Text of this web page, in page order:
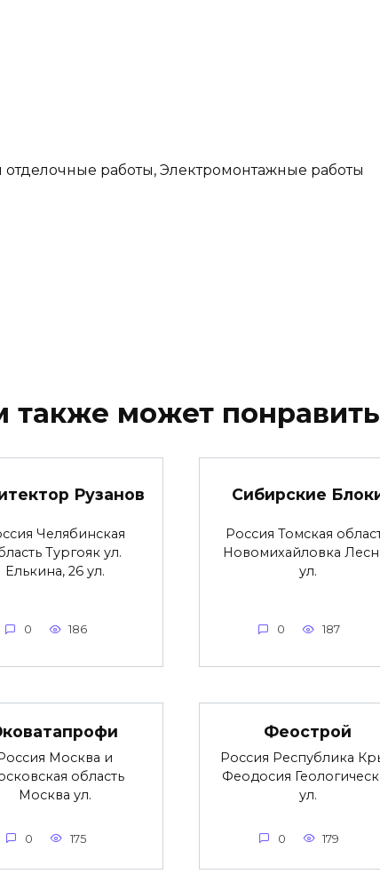
работы, Электромонтажные работы
также может
Рузанов
Челябинская
Тургояк ул.
Елькина, 26 ул.
0 186
Сибирские
Россия Томская
Новомихайловка
ул.
0 187
Москва и
область
Москва ул.
0 175
Феострой
Россия Республика
Феодосия
ул.
0 179